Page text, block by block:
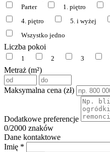
Parter 1. piętro
4. piętro
5. i wyżej
Wszystko jedno
Liczba pokoi
1 2 3
Metraż (m²)
Maksymalna cena (zł)
Dodatkowe preferencje
0/2000 znaków
Dane kontaktowe
Imię *